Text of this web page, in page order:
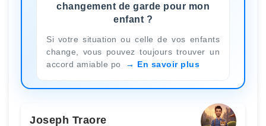
changement de garde pour mon
enfant ?
Si votre situation ou celle de vos enfants
change, vous pouvez toujours trouver un
accord amiable po
En savoir plus
Joseph Traore